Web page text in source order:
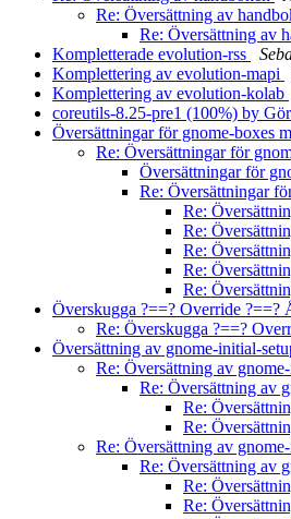
Re: Översättning av
Re: Översättning av
Kompletterade evolution-rss
Komplettering av evolution-mapi
Komplettering av evolution-kolab
coreutils-8.25-pre1 (100%) by
Översättningar för gnome-boxes
Re: Översättningar för
Översättningar för
Re: Översättningar
Re:
Re:
Re:
Re:
Re:
Överskugga ?==? Override ?==?
Re: Överskugga ?==?
Översättning av gnome-initial-
Re: Översättning av
Re: Översättning av
Re:
Re:
Re: Översättning av
Re: Översättning av
Re:
Re: